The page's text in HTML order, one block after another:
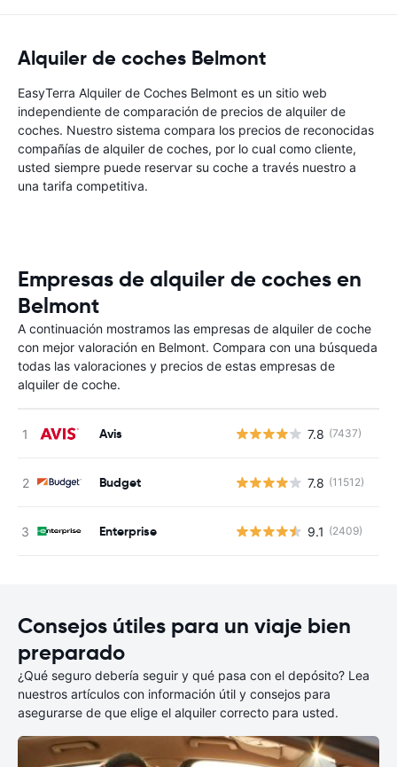
Alquiler de coches Belmont
EasyTerra Alquiler de Coches Belmont es un sitio web
independiente de comparación de precios de alquiler de
coches. Nuestro sistema compara los precios de reconocidas
compañías de alquiler de coches, por lo cual como cliente,
usted siempre puede reservar su coche a través nuestro a
una tarifa competitiva.
Empresas de alquiler de coches en
Belmont
A continuación mostramos las empresas de alquiler de coche
con mejor valoración en Belmont. Compara con una búsqueda
todas las valoraciones y precios de estas empresas de
alquiler de coche.
Avis 7.8 (7437)
Budget 7.8 (11512)
Enterprise 9.1 (2409)
Consejos útiles para un viaje bien
preparado
¿Qué seguro debería seguir y qué pasa con el depósito? Lea
nuestros artículos con información útil y consejos para
asegurarse de que elige el alquiler correcto para usted.